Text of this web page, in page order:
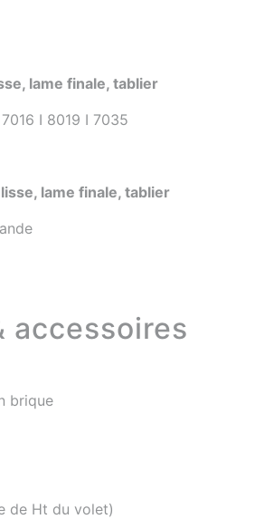
lame finale, tablier
I 8019 I 7035
lame finale, tablier
accessoires
brique
de Ht du volet)